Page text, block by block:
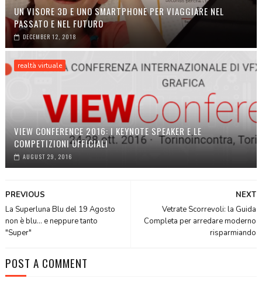
UN VISORE 3D E UNO SMARTPHONE PER VIAGGIARE NEL
PASSATO E NEL FUTURO
DECEMBER 12, 2018
realtà virtuale
VIEW CONFERENCE 2016: I KEYNOTE SPEAKER E LE
COMPETIZIONI UFFICIALI
AUGUST 29, 2016
NEXT
Vetrate Scorrevoli: la Guida
Completa per arredare moderno
risparmiando
PREVIOUS
La Superluna Blu del 19 Agosto
non è blu... e neppure tanto
"Super"
POST A COMMENT